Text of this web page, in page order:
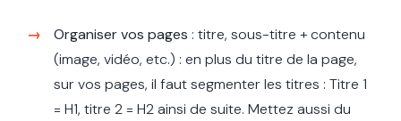
Organiser vos pages : titre, sous-titre + contenu
(image, vidéo, etc.) : en plus du titre de la page,
sur vos pages, il faut segmenter les titres : Titre 1
= H1, titre 2 = H2 ainsi de suite. Mettez aussi du